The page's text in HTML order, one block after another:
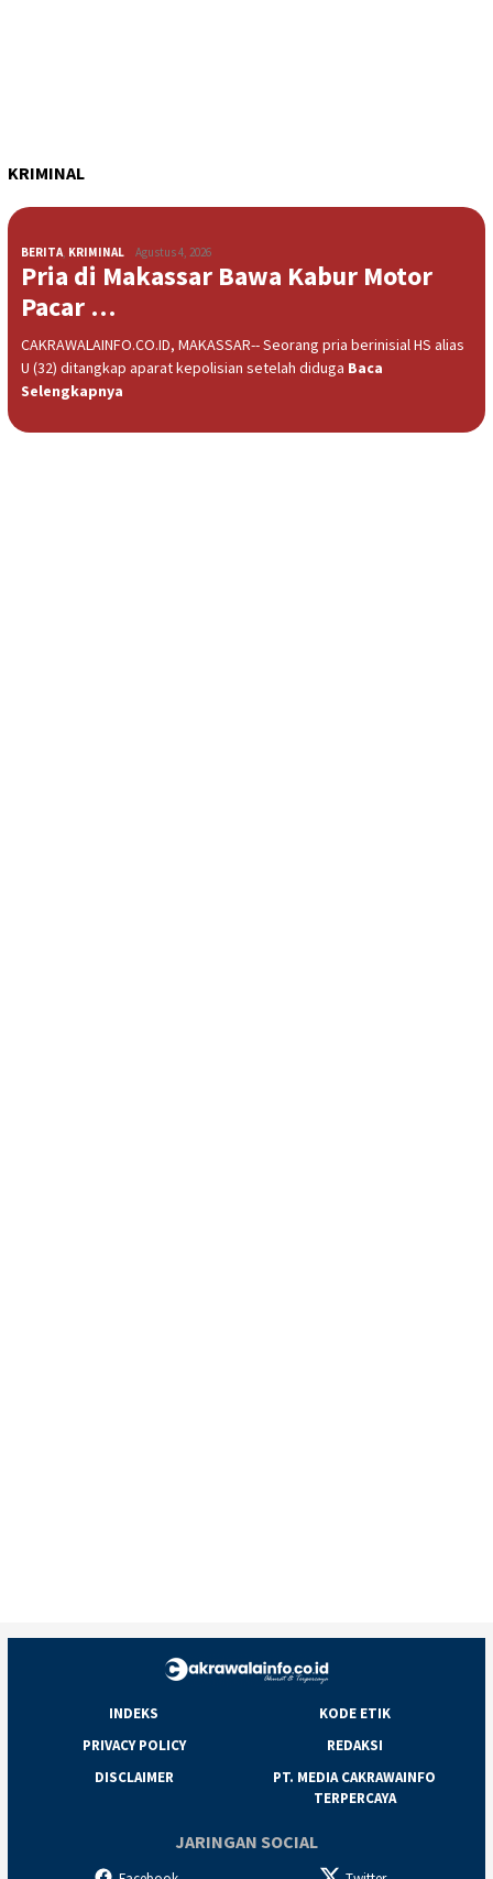
KRIMINAL
BERITA, KRIMINAL Agustus 4, 2026
Pria di Makassar Bawa Kabur Motor
Pacar …
CAKRAWALAINFO.CO.ID, MAKASSAR-- Seorang pria berinisial HS alias
U (32) ditangkap aparat kepolisian setelah diduga Baca
Selengkapnya
INDEKS
KODE ETIK
PRIVACY POLICY
REDAKSI
DISCLAIMER
PT. MEDIA CAKRAWAINFO
TERPERCAYA
JARINGAN SOCIAL